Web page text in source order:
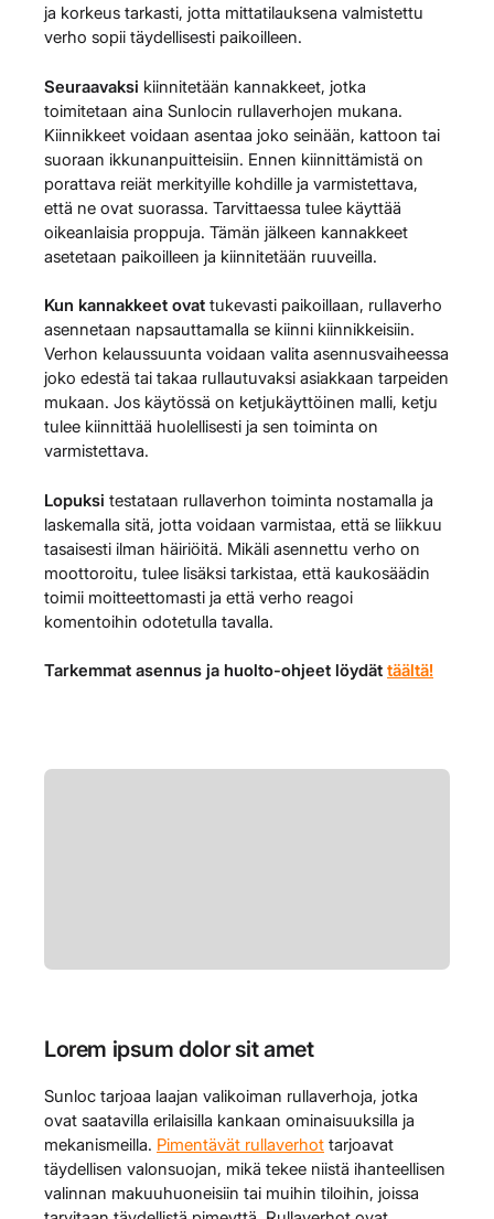
ja korkeus tarkasti, jotta mittatilauksena valmistettu
verho sopii täydellisesti paikoilleen.
Seuraavaksi kiinnitetään kannakkeet, jotka
toimitetaan aina Sunlocin rullaverhojen mukana.
Kiinnikkeet voidaan asentaa joko seinään, kattoon tai
suoraan ikkunanpuitteisiin. Ennen kiinnittämistä on
porattava reiät merkityille kohdille ja varmistettava,
että ne ovat suorassa. Tarvittaessa tulee käyttää
oikeanlaisia proppuja. Tämän jälkeen kannakkeet
asetetaan paikoilleen ja kiinnitetään ruuveilla.
Kun kannakkeet ovat tukevasti paikoillaan, rullaverho
asennetaan napsauttamalla se kiinni kiinnikkeisiin.
Verhon kelaussuunta voidaan valita asennusvaiheessa
joko edestä tai takaa rullautuvaksi asiakkaan tarpeiden
mukaan. Jos käytössä on ketjukäyttöinen malli, ketju
tulee kiinnittää huolellisesti ja sen toiminta on
varmistettava.
Lopuksi testataan rullaverhon toiminta nostamalla ja
laskemalla sitä, jotta voidaan varmistaa, että se liikkuu
tasaisesti ilman häiriöitä. Mikäli asennettu verho on
moottoroitu, tulee lisäksi tarkistaa, että kaukosäädin
toimii moitteettomasti ja että verho reagoi
komentoihin odotetulla tavalla.
Tarkemmat asennus ja huolto-ohjeet löydät täältä!
Lorem ipsum dolor sit amet
Sunloc tarjoaa laajan valikoiman rullaverhoja, jotka
ovat saatavilla erilaisilla kankaan ominaisuuksilla ja
mekanismeilla. Pimentävät rullaverhot tarjoavat
täydellisen valonsuojan, mikä tekee niistä ihanteellisen
valinnan makuuhuoneisiin tai muihin tiloihin, joissa